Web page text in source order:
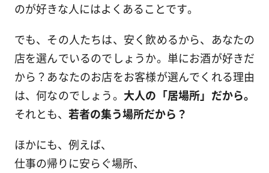
のが好きな人にはよくあることです。
でも、その人たちは、安く飲めるから、あなたの
店を選んでいるのでしょうか。単にお酒が好きだ
から？あなたのお店をお客様が選んでくれる理由
は、何なのでしょう。 大人の「居場所」だから。
それとも、 若者の集う場所だから？
ほかにも、例えば、
仕事の帰りに安らぐ場所、